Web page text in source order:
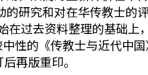
研究和对在华传教士的
过去资料整理的基础上
性的《传教士与近代中
再版重印。